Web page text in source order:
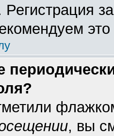
Регистрация
это
, вы